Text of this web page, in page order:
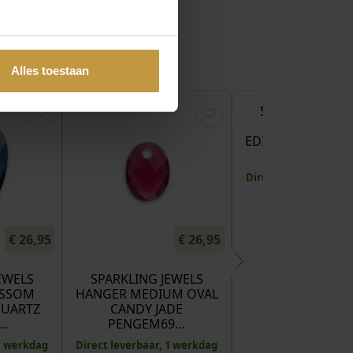
Alles toestaan
€26,95
werkdag
€26,95
SPARKLING JEWELS
HANGER MEDIUM OVAL
CANDY JADE
PENGEM69…
Direct leverbaar, 1 werkdag
SPARKLING
EDITIONS FACET
Direct leverbaar, 1